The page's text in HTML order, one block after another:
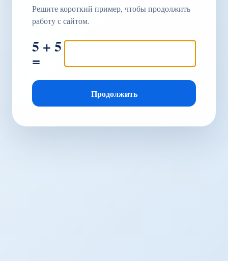
Решите короткий пример, чтобы продолжить
работу с сайтом.
5 + 5
=
Продолжить